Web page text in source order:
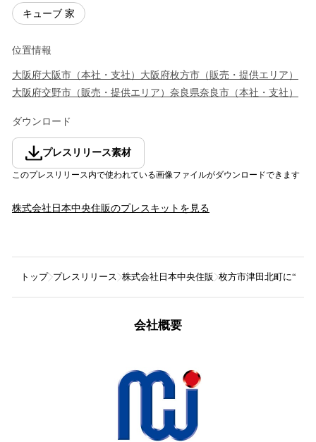
キューブ 家
位置情報
大阪府大阪市 （本社・支社 ） 大阪府枚方市 （販売・提供エリア ）
大阪府交野市 （販売・提供エリア ） 奈良県奈良市 （本社・支社 ）
ダウンロード
プレスリリース素材
このプレスリリース内で使われている画像ファイルがダウンロードできます
株式会社日本中央住販のプレスキットを見る
トップ プレスリリース 株式会社日本中央住販 枚方市津田北町に“中
会社概要